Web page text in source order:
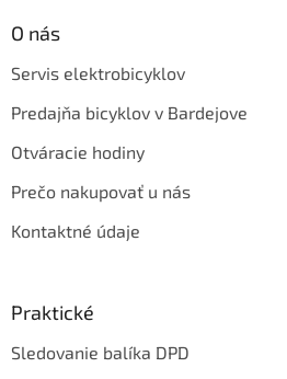
O nás
Servis elektrobicyklov
Predajňa bicyklov v Bardejove
Otváracie hodiny
Prečo nakupovať u nás
Kontaktné údaje
Praktické
Sledovanie balíka DPD